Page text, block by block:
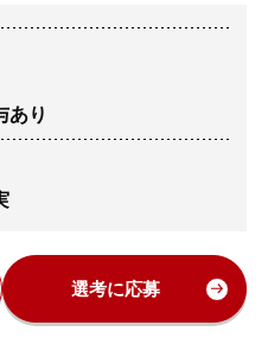
あり
選考に応募